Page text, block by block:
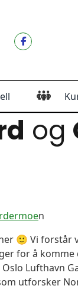
og
n
🙂 Vi
for å
Lufthavn
utforsker